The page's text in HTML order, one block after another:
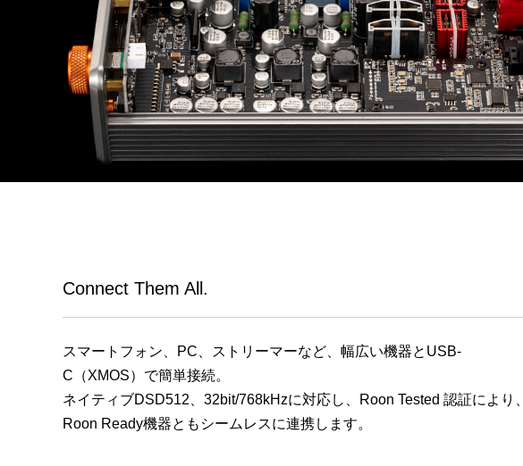
Connect Them All.
スマートフォン、PC、ストリーマーなど、幅広い機器とUSB-
C（XMOS）で簡単接続。
ネイティブDSD512、32bit/768kHzに対応し、Roon Tested 認証により、
Roon Ready機器ともシームレスに連携します。